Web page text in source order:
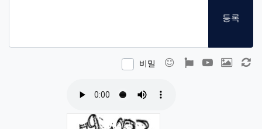
등록
비밀 이모티콘폰트어썸
동영상 이미지